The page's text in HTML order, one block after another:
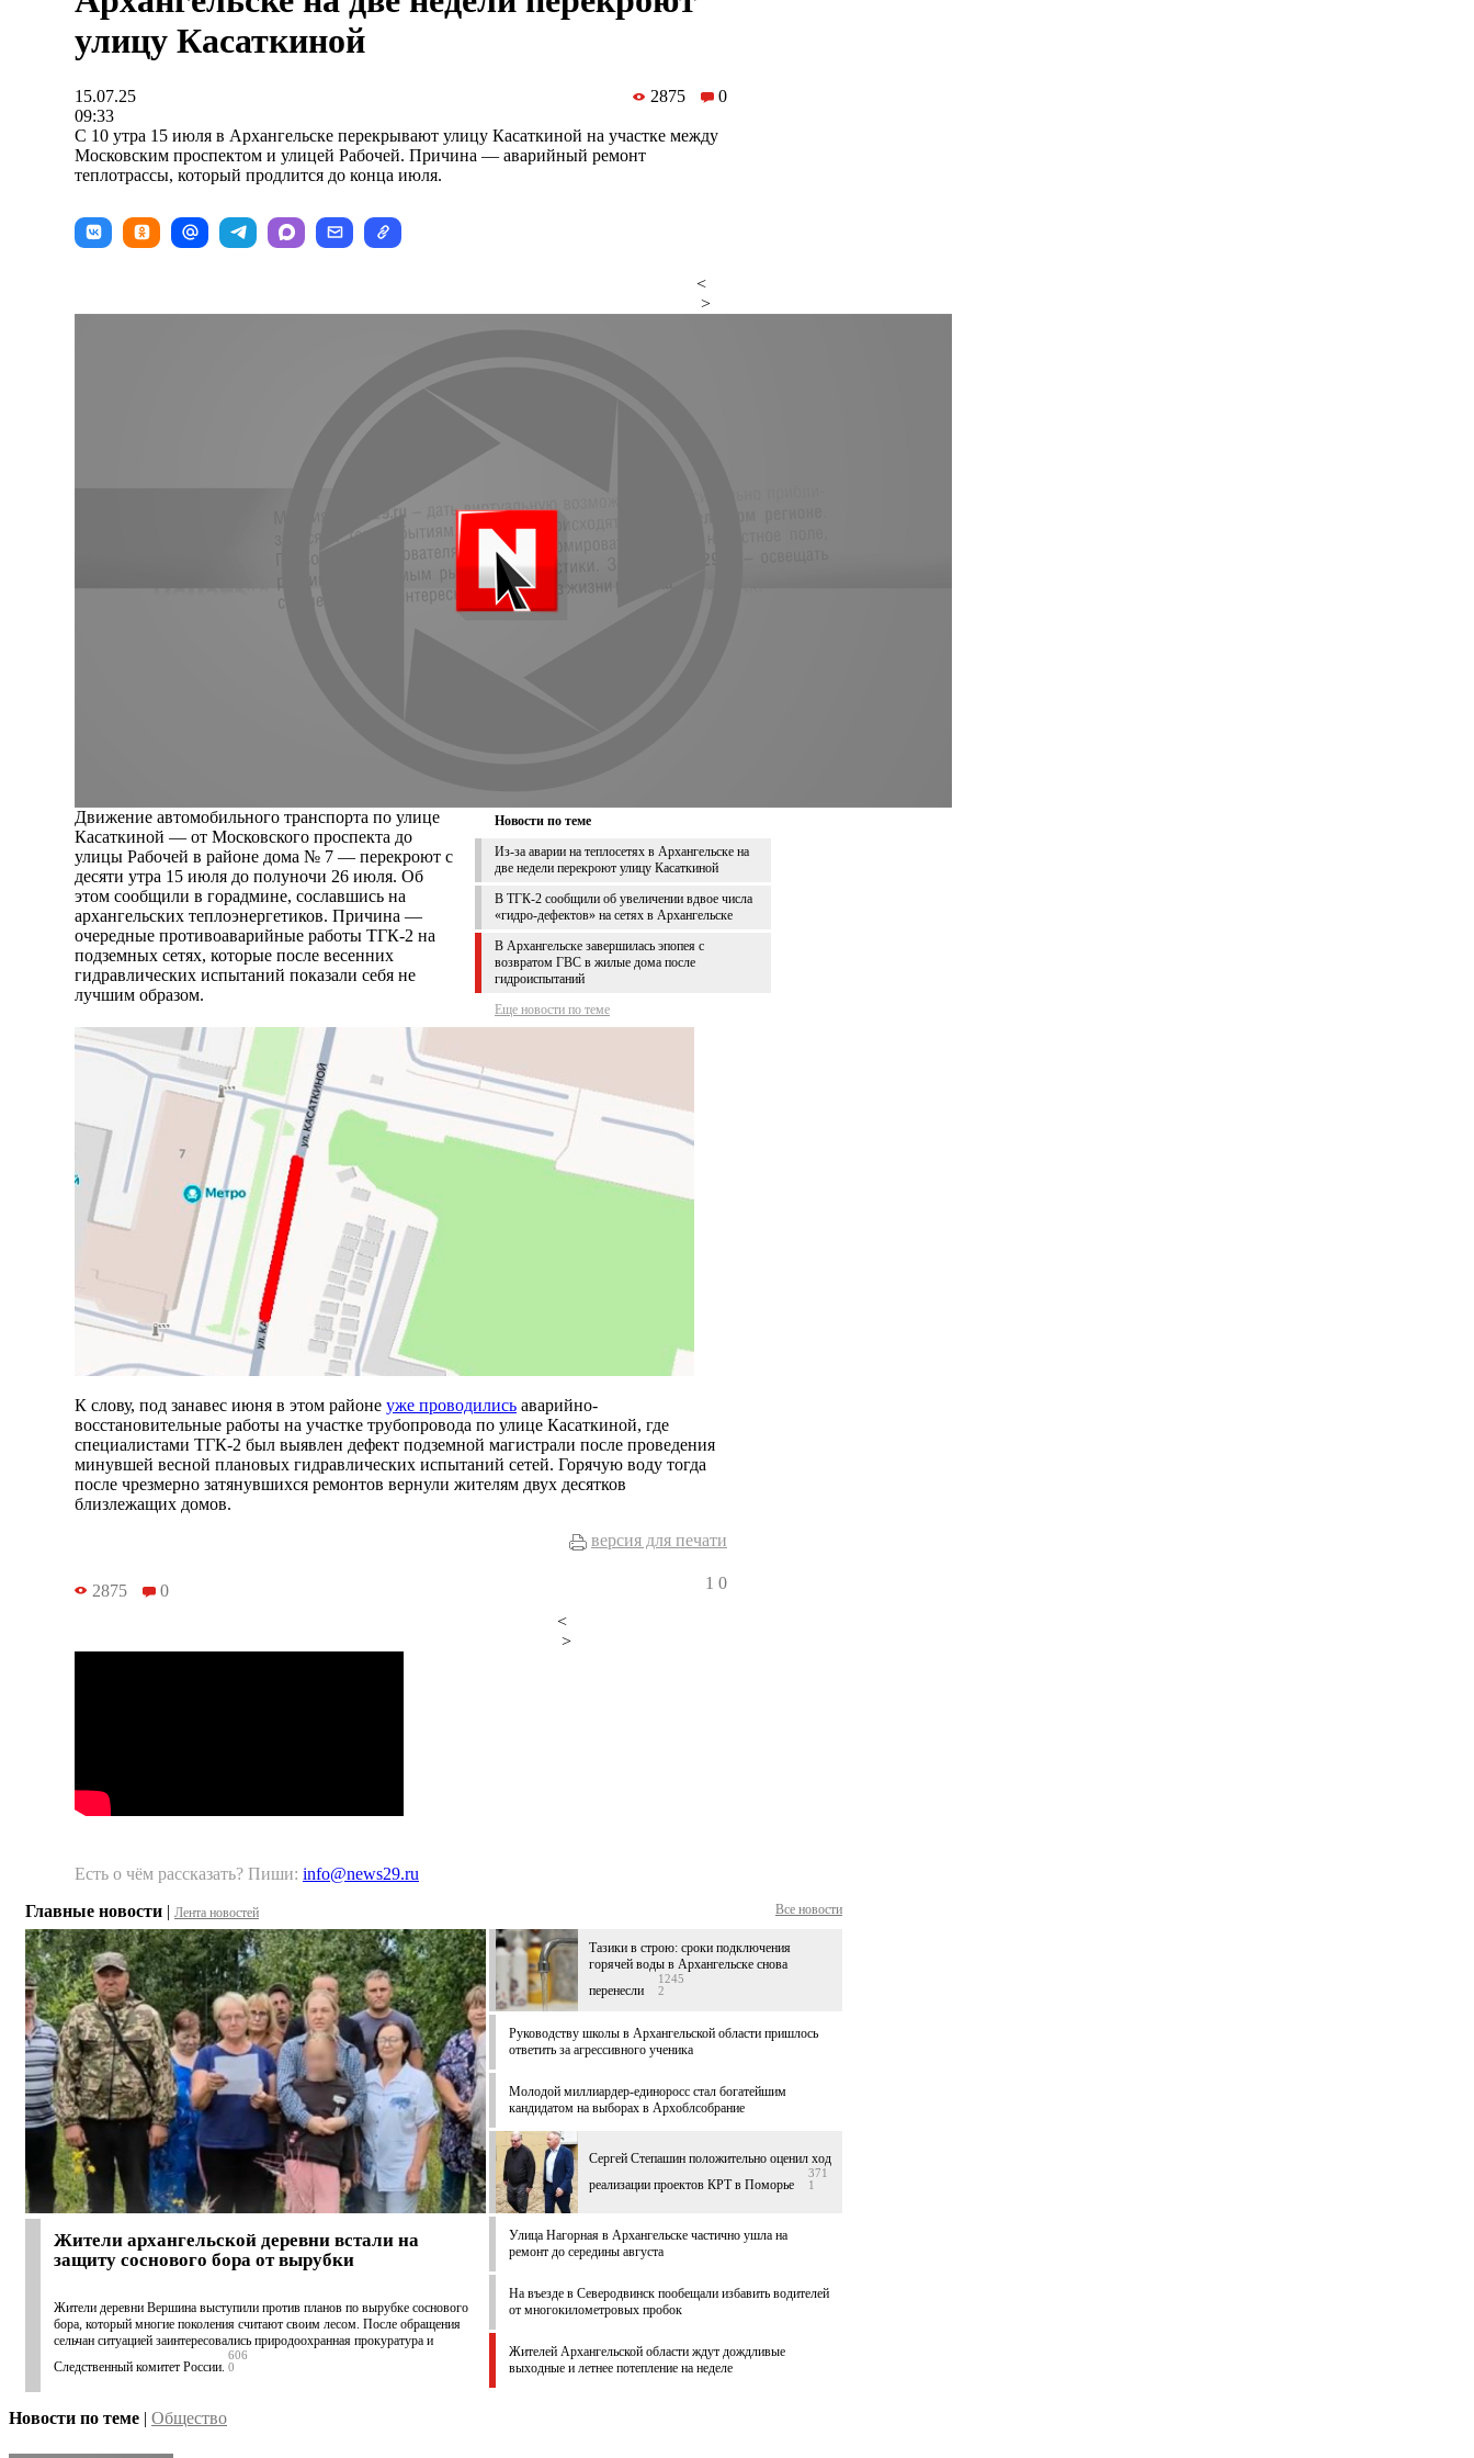
улицу Касаткиной
15.07.25
09:33
2875 0
С 10 утра 15 июля в Архангельске перекрывают улицу Касаткиной на участке между
Московским проспектом и улицей Рабочей. Причина — аварийный ремонт
теплотрассы, который продлится до конца июля.
<
>
Новости по теме
Из-за аварии на теплосетях в Архангельске на
две недели перекроют улицу Касаткиной
В ТГК-2 сообщили об увеличении вдвое числа
«гидро-дефектов» на сетях в Архангельске
В Архангельске завершилась эпопея с
возвратом ГВС в жилые дома после
гидроиспытаний
Еще новости по теме
Движение автомобильного транспорта по улице
Касаткиной — от Московского проспекта до
улицы Рабочей в районе дома № 7 — перекроют с
десяти утра 15 июля до полуночи 26 июля. Об
этом сообщили в горадмине, сославшись на
архангельских теплоэнергетиков. Причина —
очередные противоаварийные работы ТГК-2 на
подземных сетях, которые после весенних
гидравлических испытаний показали себя не
лучшим образом.
К слову, под занавес июня в этом районе уже проводились аварийно-
восстановительные работы на участке трубопровода по улице Касаткиной, где
специалистами ТГК-2 был выявлен дефект подземной магистрали после проведения
минувшей весной плановых гидравлических испытаний сетей. Горячую воду тогда
после чрезмерно затянувшихся ремонтов вернули жителям двух десятков
близлежащих домов.
версия для печати
2875 0 1 0
<
>
Есть о чём рассказать? Пиши: info@news29.ru
Главные новости | Лента новостей Все новости
Жители архангельской деревни встали на
защиту соснового бора от вырубки
Жители деревни Вершина выступили против планов по вырубке соснового
бора, который многие поколения считают своим лесом. После обращения
сельчан ситуацией заинтересовались природоохранная прокуратура и
Следственный комитет России.
606
0
Тазики в строю: сроки подключения
горячей воды в Архангельске снова
перенесли
1245
2
Руководству школы в Архангельской области пришлось
ответить за агрессивного ученика
Молодой миллиардер-единоросс стал богатейшим
кандидатом на выборах в Архоблсобрание
Сергей Степашин положительно оценил ход
реализации проектов КРТ в Поморье
371
1
Улица Нагорная в Архангельске частично ушла на
ремонт до середины августа
На въезде в Северодвинск пообещали избавить водителей
от многокилометровых пробок
Жителей Архангельской области ждут дождливые
выходные и летнее потепление на неделе
Новости по теме | Общество